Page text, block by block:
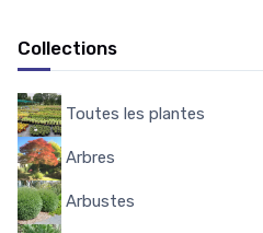
Collections
Toutes les plantes
Arbres
Arbustes